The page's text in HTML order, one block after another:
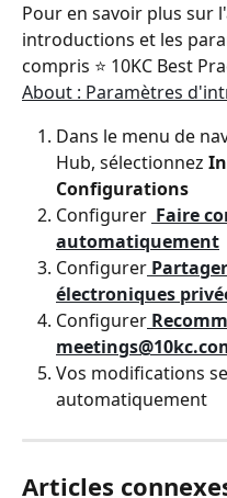
Pour en savoir plus sur
introductions et les
compris ⭐️ 10KC Best
About : Paramètres
Dans le menu de
Hub, sélectionnez
Configurations
Configurer Faire
automatiquement
Configurer
électroniques
Configurer
Vos modifications
automatiquement
Articles